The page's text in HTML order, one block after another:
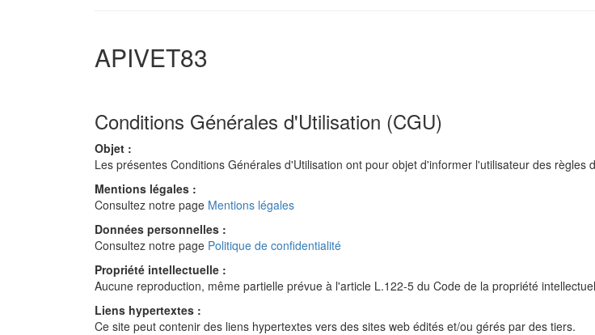
APIVET83
Conditions Générales d'Utilisation (CGU)
Objet :
Les présentes Conditions Générales d'Utilisation ont pour objet d'informer l'utilisateur des règles
Mentions légales :
Consultez notre page Mentions légales
Données personnelles :
Consultez notre page Politique de confidentialité
Propriété intellectuelle :
Aucune reproduction, même partielle prévue à l'article L.122-5 du Code de la propriété
Liens hypertextes :
Ce site peut contenir des liens hypertextes vers des sites web édités et/ou gérés par des tiers.